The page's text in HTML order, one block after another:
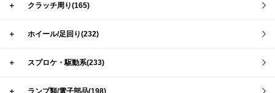
＋ クラッチ周り(165)
＋ ホイール/足回り(232)
＋ スプロケ・駆動系(233)